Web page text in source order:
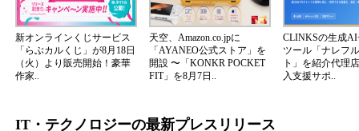
新オンラインくじサービス
「らぶカルくじ」が8月18日
（火）より販売開始！豪華
作家..
天空、Amazon.co.jpに
「AYANEO公式ストア」を
開設 〜「KONKR POCKET
FIT」を8月7日..
CLINKSの生成
ツール「ナレフ
ト」を紹介代理
入支援サポ..
IT・テクノロジーの最新プレスリリース